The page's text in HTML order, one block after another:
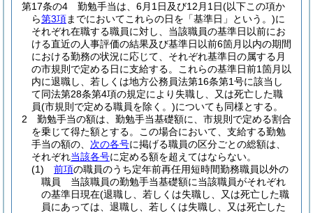
第17条の4
勤勉手当は、6月1日及び12月1日(以下この項か
ら第3項までにおいてこれらの日を「基準日」という。)に
それぞれ在職する職員に対し、当該職員の基準日以前にお
ける直近の人事評価の結果及び基準日以前6箇月以内の期間
における勤務の状況に応じて、それぞれ基準日の属する月
の市規則で定める日に支給する。
これらの基準日前1箇月以
内に退職し、若しくは地方公務員法第16条第1号に該当し
て同法第28条第4項の規定により失職し、又は死亡した職
員(市規則で定める職員を除く。)についても同様とする。
2
勤勉手当の額は、勤勉手当基礎額に、市規則で定める割合
を乗じて得た額とする。
この場合において、支給する勤勉
手当の額の、 次の各号に掲げる職員の区分ごとの総額は、
それぞれ当該各号に定める額を超えてはならない。
(1)
前項の職員のうち定年前再任用短時間勤務職員以外の
職員 当該職員の勤勉手当基礎額に当該職員がそれぞれ
の基準日現在(退職し、若しくは失職し、又は死亡した職
員にあっては、退職し、若しくは失職し、又は死亡した